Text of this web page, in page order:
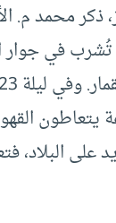
محمد م.
تُشرب في
البلاد،